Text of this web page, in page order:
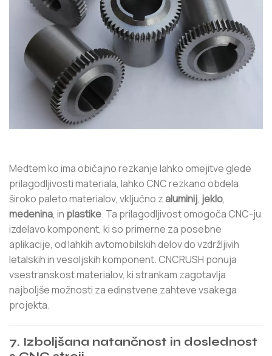
Medtem ko ima običajno rezkanje lahko omejitve glede
prilagodljivosti materiala, lahko CNC rezkano obdela
široko paleto materialov, vključno z aluminij, jeklo,
medenina, in plastike. Ta prilagodljivost omogoča CNC-ju
izdelavo komponent, ki so primerne za posebne
aplikacije, od lahkih avtomobilskih delov do vzdržljivih
letalskih in vesoljskih komponent. CNCRUSH ponuja
vsestranskost materialov, ki strankam zagotavlja
najboljše možnosti za edinstvene zahteve vsakega
projekta.
7. Izboljšana natančnost in doslednost